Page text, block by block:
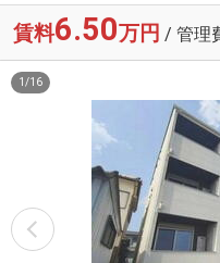
賃料6.50万円 / 管理
1 /16